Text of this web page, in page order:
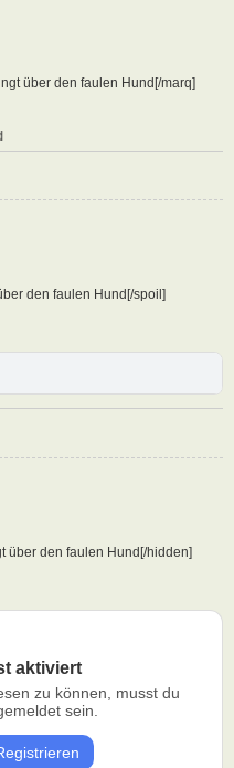
über den faulen Hund[/marq]
den faulen Hund[/spoil]
über den faulen Hund[/hidden]
aktiviert
zu können, musst du
sein.